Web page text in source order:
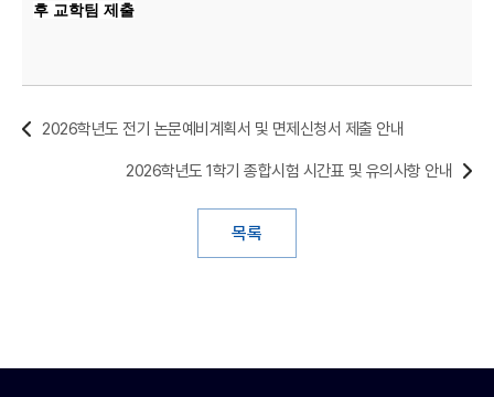
후 교학팀 제출
2026학년도 전기 논문예비계획서 및 면제신청서 제출 안내
목록
2026학년도 1학기 종합시험 시간표 및 유의사항 안내